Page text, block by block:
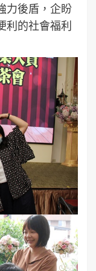
力後盾，企盼
利的社會福利